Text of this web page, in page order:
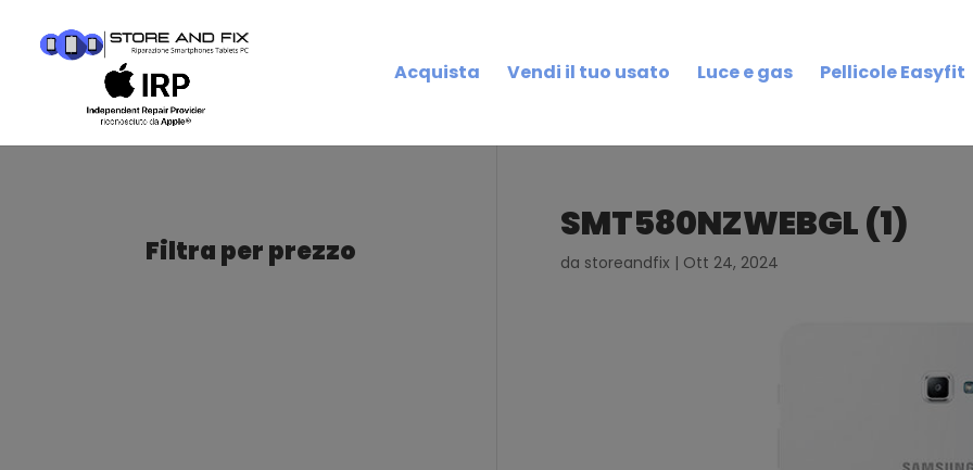
Acquista Vendi il tuo usato Luce e gas Pellicole Easyfit
SMT580NZWEBGL (1)
da storeandfix | Ott 24, 2024
Filtra per prezzo